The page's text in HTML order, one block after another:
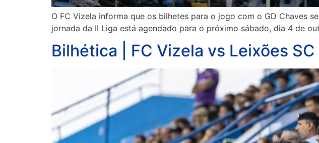
O FC Vizela informa que os bilhetes para o jogo com o GD Chaves
jornada da II Liga está agendado para o próximo sábado, dia 4 de
Bilhética | FC Vizela vs Leixões SC